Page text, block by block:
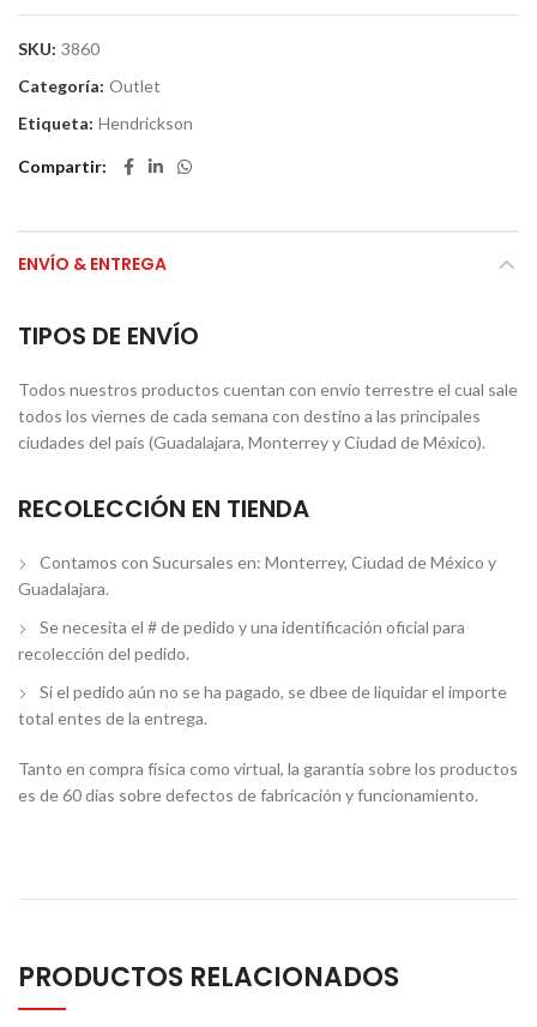
SKU: 3860
Categoría: Outlet
Etiqueta: Hendrickson
Compartir
ENVÍO & ENTREGA
TIPOS DE ENVÍO
Todos nuestros productos cuentan con envío terrestre el cual sale
todos los viernes de cada semana con destino a las principales
ciudades del país (Guadalajara, Monterrey y Ciudad de México).
RECOLECCIÓN EN TIENDA
Contamos con Sucursales en: Monterrey, Ciudad de México y
Guadalajara.
Se necesita el # de pedido y una identificación oficial para
recolección del pedido.
Si el pedido aún no se ha pagado, se dbee de liquidar el importe
total entes de la entrega.
Tanto en compra física como virtual, la garantía sobre los productos
es de 60 días sobre defectos de fabricación y funcionamiento.
PRODUCTOS RELACIONADOS